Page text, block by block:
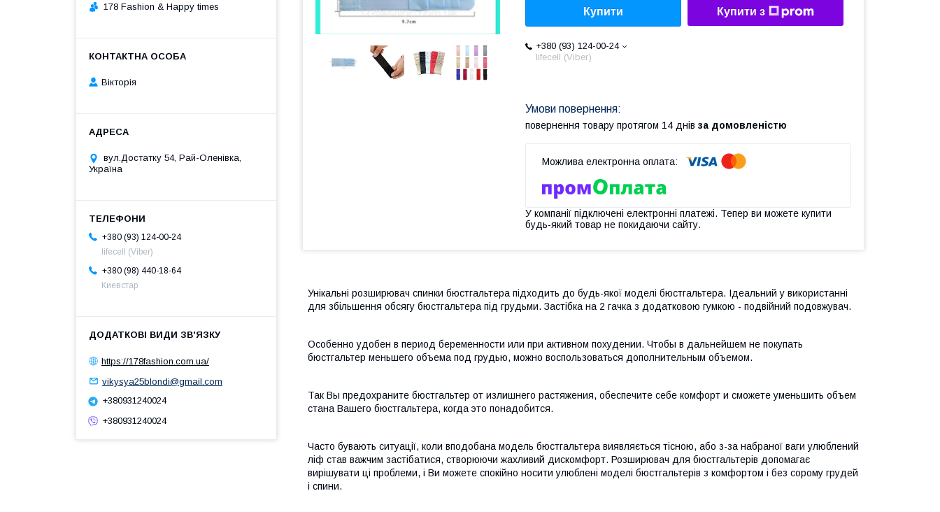
Купити Купити з
+380 (93) 124-00-24
lifecell (Viber)
повернення товару протягом 14 днів за домовленістю
У компанії підключені електронні платежі. Тепер ви можете купити
будь-який товар не покидаючи сайту.
Унікальні розширювач спинки бюстгальтера підходить до будь-якої моделі бюстгальтера. Ідеальний у використанні
для збільшення обсягу бюстгальтера під грудьми. Застібка на 2 гачка з додатковою гумкою - подвійний подовжувач.
Особенно удобен в период беременности или при активном похудении. Чтобы в дальнейшем не покупать
бюстгальтер меньшего объема под грудью, можно воспользоваться дополнительным объемом.
Так Вы предохраните бюстгальтер от излишнего растяжения, обеспечите себе комфорт и сможете уменьшить объем
стана Вашего бюстгальтера, когда это понадобится.
Часто бувають ситуації, коли вподобана модель бюстгальтера виявляється тісною, або з-за набраної ваги улюблений
ліф став важчим застібатися, створюючи жахливий дискомфорт. Розширювач для бюстгальтерів допомагає
вирішувати ці проблеми, і Ви можете спокійно носити улюблені моделі бюстгальтерів з комфортом і без сорому грудей
і спини.
178 Fashion & Happy times
Вікторія
вул.Достатку 54, Рай-Оленівка,
Україна
+380 (93) 124-00-24
lifecell (Viber)
+380 (98) 440-18-64
Киевстар
https://178fashion.com.ua/
vikysya25blondi@gmail.com
+380931240024
+380931240024